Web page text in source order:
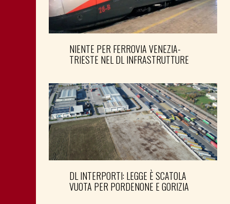
NIENTE PER FERROVIA VENEZIA-
TRIESTE NEL DL INFRASTRUTTURE
DL INTERPORTI: LEGGE È SCATOLA
VUOTA PER PORDENONE E GORIZIA